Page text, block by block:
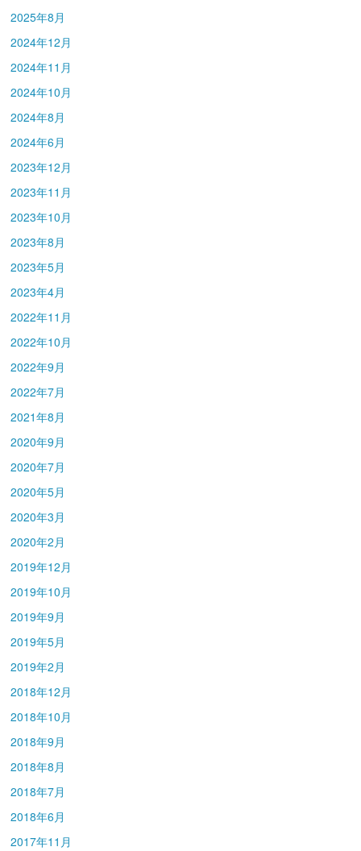
2025年8月
2024年12月
2024年11月
2024年10月
2024年8月
2024年6月
2023年12月
2023年11月
2023年10月
2023年8月
2023年5月
2023年4月
2022年11月
2022年10月
2022年9月
2022年7月
2021年8月
2020年9月
2020年7月
2020年5月
2020年3月
2020年2月
2019年12月
2019年10月
2019年9月
2019年5月
2019年2月
2018年12月
2018年10月
2018年9月
2018年8月
2018年7月
2018年6月
2017年11月